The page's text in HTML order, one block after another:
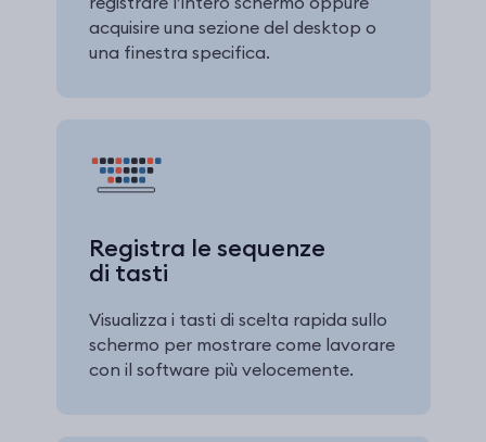
acquisire una sezione del desktop o
una finestra specifica.
Registra le sequenze
di tasti
Visualizza i tasti di scelta rapida sullo
schermo per mostrare come lavorare
con il software più velocemente.